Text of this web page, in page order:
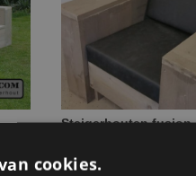
Steigerhouten fusion
€379,95
cookies.